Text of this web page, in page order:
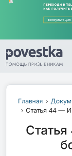
Главная
Статья 44 —